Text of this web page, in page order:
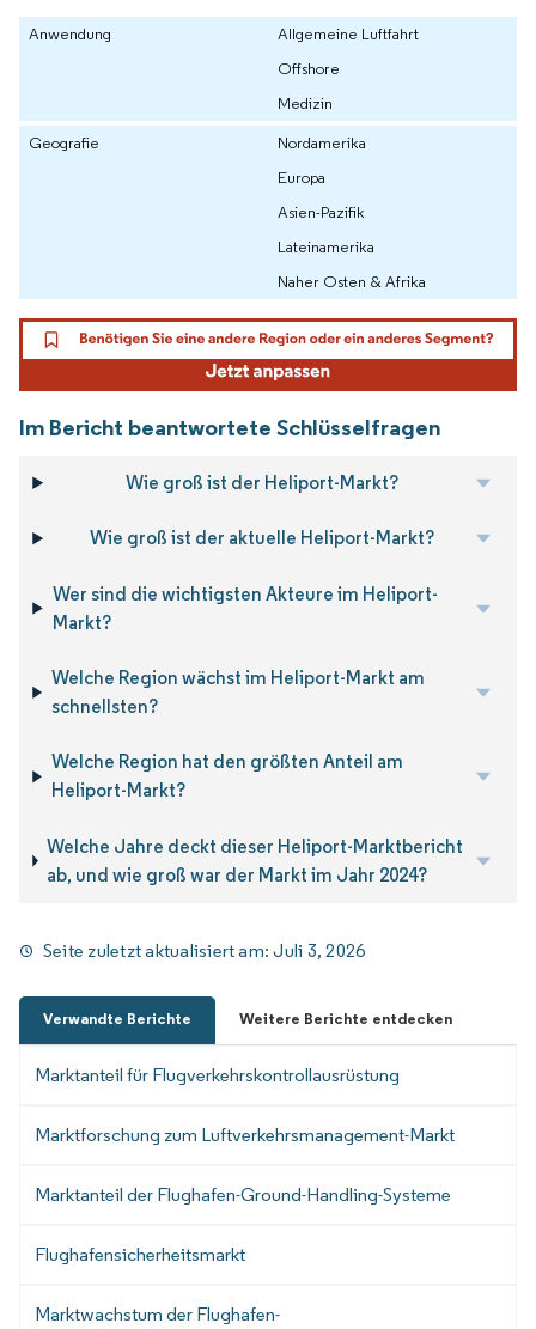
Anwendung
Allgemeine Luftfahrt
Offshore
Medizin
Geografie
Nordamerika
Europa
Asien-Pazifik
Lateinamerika
Naher Osten & Afrika
Im Bericht beantwortete Schlüsselfragen
Wie groß ist der Heliport-Markt?
Wie groß ist der aktuelle Heliport-Markt?
Wer sind die wichtigsten Akteure im Heliport-
Markt?
Welche Region wächst im Heliport-Markt am
schnellsten?
Welche Region hat den größten Anteil am
Heliport-Markt?
Welche Jahre deckt dieser Heliport-Marktbericht
ab, und wie groß war der Markt im Jahr 2024?
Seite zuletzt aktualisiert am:Juli 3, 2026
Verwandte Berichte Weitere Berichte entdecken
Marktanteil für Flugverkehrskontrollausrüstung
Marktforschung zum Luftverkehrsmanagement-Markt
Marktanteil der Flughafen-Ground-Handling-Systeme
Flughafensicherheitsmarkt
Marktwachstum der Flughafen-